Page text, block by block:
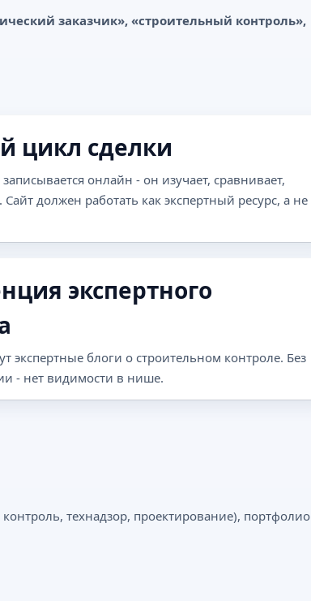
заказчик», «строительный контроль»,
цикл сделки
онлайн - он изучает, сравнивает,
должен работать как экспертный ресурс, а не
экспертного
экспертные блоги о строительном контроле. Без
- нет видимости в нише.
технадзор, проектирование), портфолио